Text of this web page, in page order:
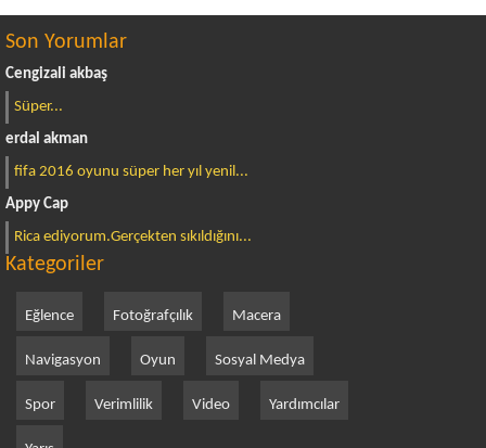
Son Yorumlar
Cengizali akbaş
Süper...
erdal akman
fifa 2016 oyunu süper her yıl yenil...
Appy Cap
Rica ediyorum.Gerçekten sıkıldığını...
Kategoriler
Eğlence Fotoğrafçılık Macera
Navigasyon Oyun Sosyal Medya
Spor Verimlilik Video Yardımcılar